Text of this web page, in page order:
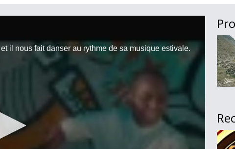
il nous fait danser au rythme de sa musique estivale.
Jass